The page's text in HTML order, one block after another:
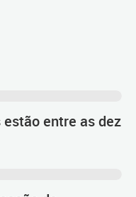
entre as dez